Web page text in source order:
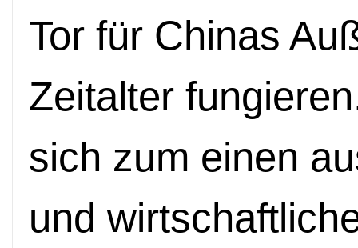
Tor für Chinas
Zeitalter
sich zum einen
und